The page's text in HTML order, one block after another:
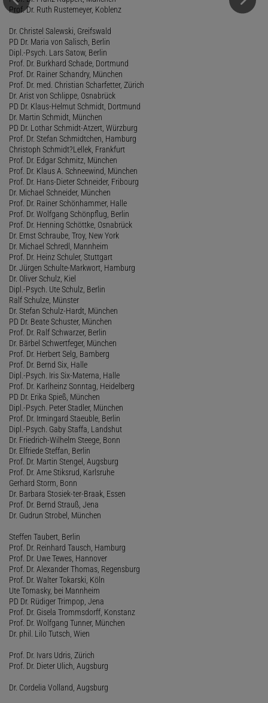
Prof. Dr. Ruth Rustemeyer, Koblenz
Dr. Christel Salewski, Greifswald
PD Dr. Maria von Salisch, Berlin
Dipl.-Psych. Lars Satow, Berlin
Prof. Dr. Burkhard Schade, Dortmund
Prof. Dr. Rainer Schandry, München
Prof. Dr. med. Christian Scharfetter, Zürich
Dr. Arist von Schlippe, Osnabrück
PD Dr. Klaus-Helmut Schmidt, Dortmund
Dr. Martin Schmidt, München
PD Dr. Lothar Schmidt-Atzert, Würzburg
Prof. Dr. Stefan Schmidtchen, Hamburg
Christoph Schmidt?Lellek, Frankfurt
Prof. Dr. Edgar Schmitz, München
Prof. Dr. Klaus A. Schneewind, München
Prof. Dr. Hans-Dieter Schneider, Fribourg
Dr. Michael Schneider, München
Prof. Dr. Rainer Schönhammer, Halle
Prof. Dr. Wolfgang Schönpflug, Berlin
Prof. Dr. Henning Schöttke, Osnabrück
Dr. Ernst Schraube, Troy, New York
Dr. Michael Schredl, Mannheim
Prof. Dr. Heinz Schuler, Stuttgart
Dr. Jürgen Schulte-Markwort, Hamburg
Dr. Oliver Schulz, Kiel
Dipl.-Psych. Ute Schulz, Berlin
Ralf Schulze, Münster
Dr. Stefan Schulz-Hardt, München
PD Dr. Beate Schuster, München
Prof. Dr. Ralf Schwarzer, Berlin
Dr. Bärbel Schwertfeger, München
Prof. Dr. Herbert Selg, Bamberg
Prof. Dr. Bernd Six, Halle
Dipl.-Psych. Iris Six-Materna, Halle
Prof. Dr. Karlheinz Sonntag, Heidelberg
PD Dr. Erika Spieß, München
Dipl.-Psych. Peter Stadler, München
Prof. Dr. Irmingard Staeuble, Berlin
Dipl.-Psych. Gaby Staffa, Landshut
Dr. Friedrich-Wilhelm Steege, Bonn
Dr. Elfriede Steffan, Berlin
Prof. Dr. Martin Stengel, Augsburg
Prof. Dr. Arne Stiksrud, Karlsruhe
Gerhard Storm, Bonn
Dr. Barbara Stosiek-ter-Braak, Essen
Prof. Dr. Bernd Strauß, Jena
Dr. Gudrun Strobel, München
Steffen Taubert, Berlin
Prof. Dr. Reinhard Tausch, Hamburg
Prof. Dr. Uwe Tewes, Hannover
Prof. Dr. Alexander Thomas, Regensburg
Prof. Dr. Walter Tokarski, Köln
Ute Tomasky, bei Mannheim
PD Dr. Rüdiger Trimpop, Jena
Prof. Dr. Gisela Trommsdorff, Konstanz
Prof. Dr. Wolfgang Tunner, München
Dr. phil. Lilo Tutsch, Wien
Prof. Dr. Ivars Udris, Zürich
Prof. Dr. Dieter Ulich, Augsburg
Dr. Cordelia Volland, Augsburg